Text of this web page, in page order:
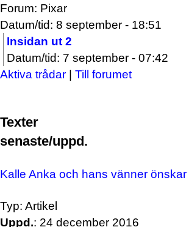
Forum: Pixar
Datum/tid: 8 september - 18:51
Insidan ut 2
Datum/tid: 7 september - 07:42
Aktiva trådar | Till forumet
Texter
senaste/uppd.
Kalle Anka och hans vänner önskar
Typ: Artikel
Uppd.: 24 december 2016